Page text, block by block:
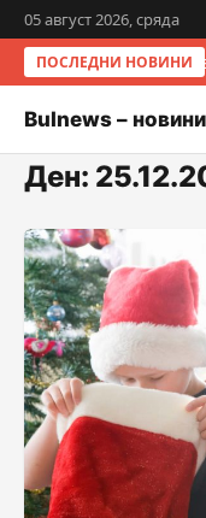
05 август 2026, сряда
ПОСЛЕДНИ НОВИНИ
Bulnews –
Ден: